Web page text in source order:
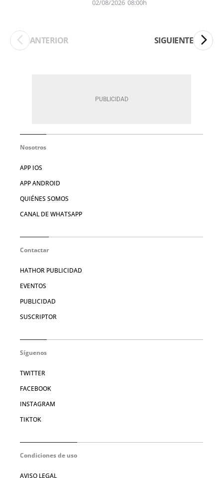
02/08/2026 08:00h
ANTERIOR SIGUIENTE
Nosotros
APP IOS
APP ANDROID
QUIÉNES SOMOS
CANAL DE WHATSAPP
Contactar
HATHOR PUBLICIDAD
EVENTOS
PUBLICIDAD
SUSCRIPTOR
Síguenos
TWITTER
FACEBOOK
INSTAGRAM
TIKTOK
Condiciones de uso
AVISO LEGAL